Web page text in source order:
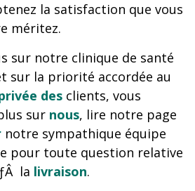
la satisfaction que vous
méritez.
sur notre clinique de santé
sur la priorité accordée au
des clients, vous
sur nous, lire notre page
notre sympathique équipe
pour toute question relative
la livraison.